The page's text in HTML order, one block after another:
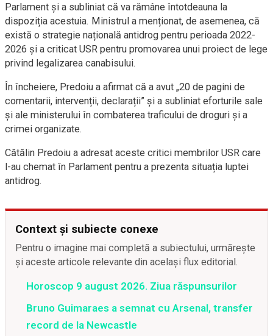
Parlament și a subliniat că va rămâne întotdeauna la
dispoziția acestuia. Ministrul a menționat, de asemenea, că
există o strategie națională antidrog pentru perioada 2022-
2026 și a criticat USR pentru promovarea unui proiect de lege
privind legalizarea canabisului.
În încheiere, Predoiu a afirmat că a avut „20 de pagini de
comentarii, intervenții, declarații” și a subliniat eforturile sale
și ale ministerului în combaterea traficului de droguri și a
crimei organizate.
Cătălin Predoiu a adresat aceste critici membrilor USR care
l-au chemat în Parlament pentru a prezenta situația luptei
antidrog.
Context și subiecte conexe
Pentru o imagine mai completă a subiectului, urmărește
și aceste articole relevante din același flux editorial.
Horoscop 9 august 2026. Ziua răspunsurilor
Bruno Guimaraes a semnat cu Arsenal, transfer
record de la Newcastle